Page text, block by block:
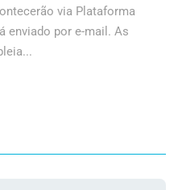
via Plataforma
enviado por e-mail. As